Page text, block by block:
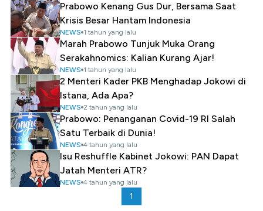
Prabowo Kenang Gus Dur, Bersama Saat
Krisis Besar Hantam Indonesia
NEWS 1 tahun yang lalu
Marah Prabowo Tunjuk Muka Orang
Serakahnomics: Kalian Kurang Ajar!
NEWS 1 tahun yang lalu
2 Menteri Kader PKB Menghadap Jokowi di
Istana, Ada Apa?
NEWS 2 tahun yang lalu
Prabowo: Penanganan Covid-19 RI Salah
Satu Terbaik di Dunia!
NEWS 4 tahun yang lalu
Isu Reshuffle Kabinet Jokowi: PAN Dapat
Jatah Menteri ATR?
NEWS 4 tahun yang lalu
1